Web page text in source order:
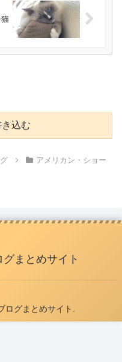
込む
アメリカン・ショー
まとめサイト
グまとめサイト.